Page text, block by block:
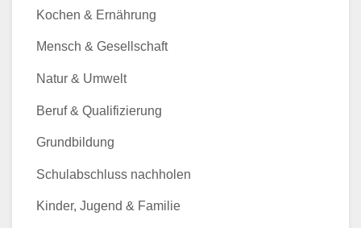
Kochen & Ernährung
Mensch & Gesellschaft
Natur & Umwelt
Beruf & Qualifizierung
Grundbildung
Schulabschluss nachholen
Kinder, Jugend & Familie